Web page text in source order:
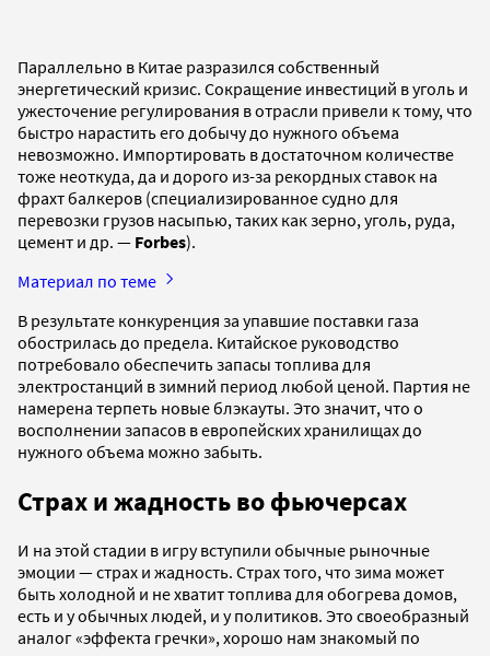
Параллельно в Китае разразился собственный
энергетический кризис. Сокращение инвестиций в уголь и
ужесточение регулирования в отрасли привели к тому, что
быстро нарастить его добычу до нужного объема
невозможно. Импортировать в достаточном количестве
тоже неоткуда, да и дорого из-за рекордных ставок на
фрахт балкеров (специализированное судно для
перевозки грузов насыпью, таких как зерно, уголь, руда,
цемент и др. — Forbes).
Материал по теме
В результате конкуренция за упавшие поставки газа
обострилась до предела. Китайское руководство
потребовало обеспечить запасы топлива для
электростанций в зимний период любой ценой. Партия не
намерена терпеть новые блэкауты. Это значит, что о
восполнении запасов в европейских хранилищах до
нужного объема можно забыть.
Страх и жадность во фьючерсах
И на этой стадии в игру вступили обычные рыночные
эмоции — страх и жадность. Страх того, что зима может
быть холодной и не хватит топлива для обогрева домов,
есть и у обычных людей, и у политиков. Это своеобразный
аналог «эффекта гречки», хорошо нам знакомый по